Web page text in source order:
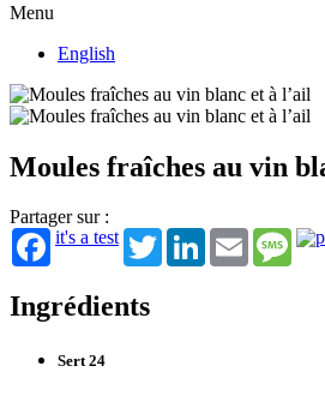
Menu
English
Moules fraîches au vin
Partager sur :
it's a test
TwitterLinkedInEmail
Ingrédients
Sert 24